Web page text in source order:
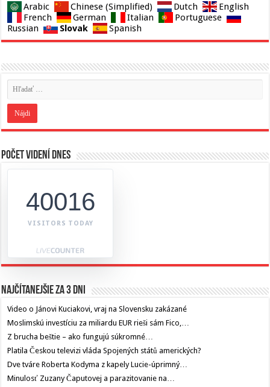
Arabic Chinese (Simplified) Dutch
English
French
German Italian
Portuguese
Russian
Slovak Spanish
Počet videní dnes
40016
VISITORS TODAY
Najčítanejšie za 3 dni
Video o Jánovi Kuciakovi, vraj na Slovensku zakázané
Moslimskú investíciu za miliardu EUR rieši sám Fico,…
Z brucha beštie – ako fungujú súkromné…
Platila Českou televizi vláda Spojených států amerických?
Dve tváre Roberta Kodyma z kapely Lucie-úprimný…
Minulosť Zuzany Čaputovej a parazitovanie na…